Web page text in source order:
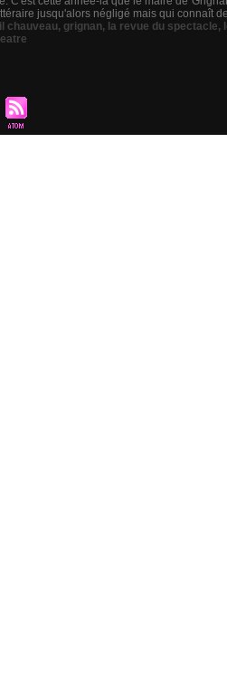
jusqu'alors négligé mais qui connaît
chauveau, grignan, la revue du spectacle,